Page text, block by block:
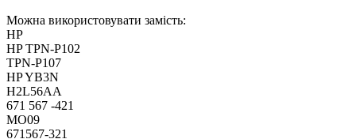
Можна використовувати замість:
HP
HP TPN-P102
TPN-P107
HP YB3N
H2L56AA
671 567 -421
MO09
671567-321